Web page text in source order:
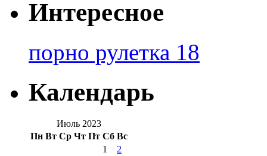
Интересное
порно рулетка 18
Календарь
Июль 2023
Пн Вт Ср Чт Пт Сб Вс
1
2